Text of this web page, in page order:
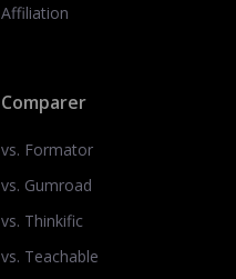
Affiliation
Comparer
vs. Formator
vs. Gumroad
vs. Thinkific
vs. Teachable